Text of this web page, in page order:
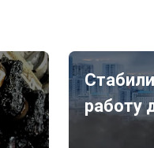
работу